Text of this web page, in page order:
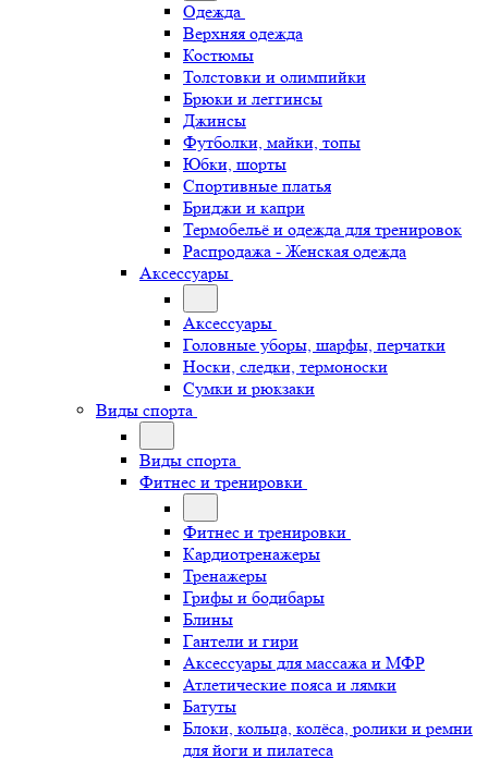
Одежда
Верхняя одежда
Костюмы
Толстовки и олимпийки
Брюки и леггинсы
Джинсы
Футболки, майки, топы
Юбки, шорты
Спортивные платья
Бриджи и капри
Термобельё и одежда для тренировок
Распродажа - Женская одежда
Аксессуары
Аксессуары
Головные уборы, шарфы, перчатки
Носки, следки, термоноски
Сумки и рюкзаки
Виды спорта
Виды спорта
Фитнес и тренировки
Фитнес и тренировки
Кардиотренажеры
Тренажеры
Грифы и бодибары
Блины
Гантели и гири
Аксессуары для массажа и МФР
Атлетические пояса и лямки
Батуты
Блоки, кольца, колёса, ролики и ремни
для йоги и пилатеса